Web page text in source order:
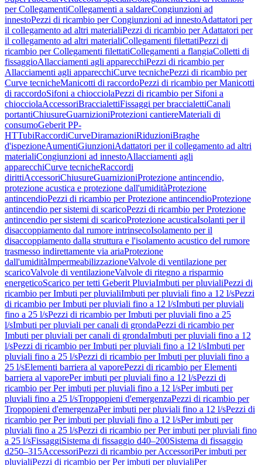
per CollegamentiCollegamenti a saldareCongiunzioni ad
innestoPezzi di ricambio per Congiunzioni ad innestoAdattatori per
il collegamento ad altri materialiPezzi di ricambio per Adattatori per
il collegamento ad altri materialiCollegamenti filettatiPezzi di
ricambio per Collegamenti filettatiCollegamenti a flangiaColletti di
fissaggioAllacciamenti agli apparecchiPezzi di ricambio per
Allacciamenti agli apparecchiCurve tecnichePezzi di ricambio per
Curve tecnicheManicotti di raccordoPezzi di ricambio per Manicotti
di raccordoSifoni a chiocciolaPezzi di ricambio per Sifoni a
chiocciolaAccessoriBraccialettiFissaggi per braccialettiCanali
portantiChiusureGuarnizioniProtezioni cantiereMateriali di
consumoGeberit PP-
HTTubiRaccordiCurveDiramazioniRiduzioniBraghe
d'ispezioneAumentiGiunzioniAdattatori per il collegamento ad altri
materialiCongiunzioni ad innestoAllacciamenti agli
apparecchiCurve tecnicheRaccordi
dirittiAccessoriChiusureGuarnizioniProtezione antincendio,
protezione acustica e protezione dall'umiditàProtezione
antincendioPezzi di ricambio per Protezione antincendioProtezione
antincendio per sistemi di scaricoPezzi di ricambio per Protezione
antincendio per sistemi di scaricoProtezione acusticaIsolanti per il
disaccoppiamento dal rumore intrinsecoIsolamento per il
disaccoppiamento dalla struttura e l'isolamento acustico del rumore
trasmesso indirettamente via ariaProtezione
dall'umiditàImpermeabilizzazioneValvole di ventilazione per
scaricoValvole di ventilazioneValvole di ritegno a risparmio
energeticoScarico per tetti Geberit PluviaImbuti per pluvialiPezzi di
ricambio per Imbuti per pluvialiImbuti per pluviali fino a 12 l/sPezzi
di ricambio per Imbuti per pluviali fino a 12 l/sImbuti per pluviali
fino a 25 l/sPezzi di ricambio per Imbuti per pluviali fino a 25
l/sImbuti per pluviali per canali di grondaPezzi di ricambio per
Imbuti per pluviali per canali di grondaImbuti per pluviali fino a 12
l/sPezzi di ricambio per Imbuti per pluviali fino a 12 l/sImbuti per
pluviali fino a 25 l/sPezzi di ricambio per Imbuti per pluviali fino a
25 l/sElementi barriera al vaporePezzi di ricambio per Elementi
barriera al vaporePer imbuti per pluviali fino a 12 l/sPezzi di
ricambio per Per imbuti per pluviali fino a 12 l/sPer imbuti per
pluviali fino a 25 l/sTroppopieni d'emergenzaPezzi di ricambio per
Troppopieni d'emergenzaPer imbuti per pluviali fino a 12 l/sPezzi di
ricambio per Per imbuti per pluviali fino a 12 l/sPer imbuti per
pluviali fino a 25 l/sPezzi di ricambio per Per imbuti per pluviali fino
a 25 l/sFissaggiSistema di fissaggio d40–200Sistema di fissaggio
d250–315AccessoriPezzi di ricambio per AccessoriPer imbuti per
pluvialiPezzi di ricambio per Per imbuti per pluvialiPer